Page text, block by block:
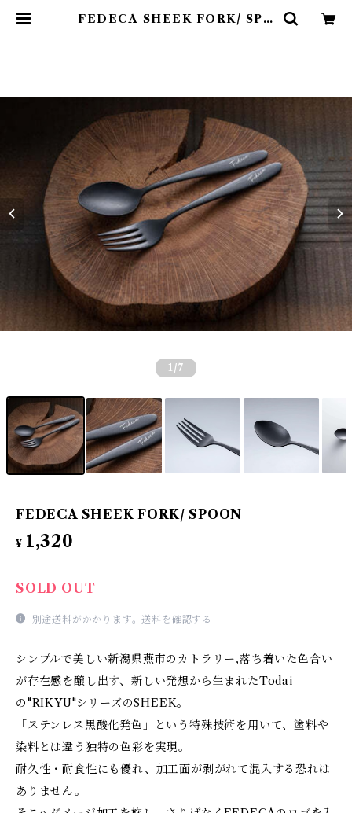
FEDECA SHEEK FORK/ SPO
1 /7
FEDECA SHEEK FORK/ SPOON
¥ 1,320
SOLD OUT
別途送料がかかります。送料を確認する
シンプルで美しい新潟県燕市のカトラリー,落ち着いた色合い
が存在感を醸し出す、新しい発想から生まれたTodai
の"RIKYU"シリーズのSHEEK。
「ステンレス黒酸化発色」という特殊技術を用いて、塗料や
染料とは違う独特の色彩を実現。
耐久性・耐食性にも優れ、加工面が剥がれて混入する恐れは
ありません。